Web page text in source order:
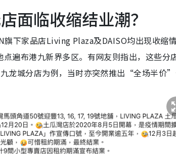
面临收缩结业潮？
旗下家品店Living Plaza及DAISO均出现收缩
点遍布港九新界多区。有网友则指出，这些
龙城分店为例，当时亦突然推出“全场半价